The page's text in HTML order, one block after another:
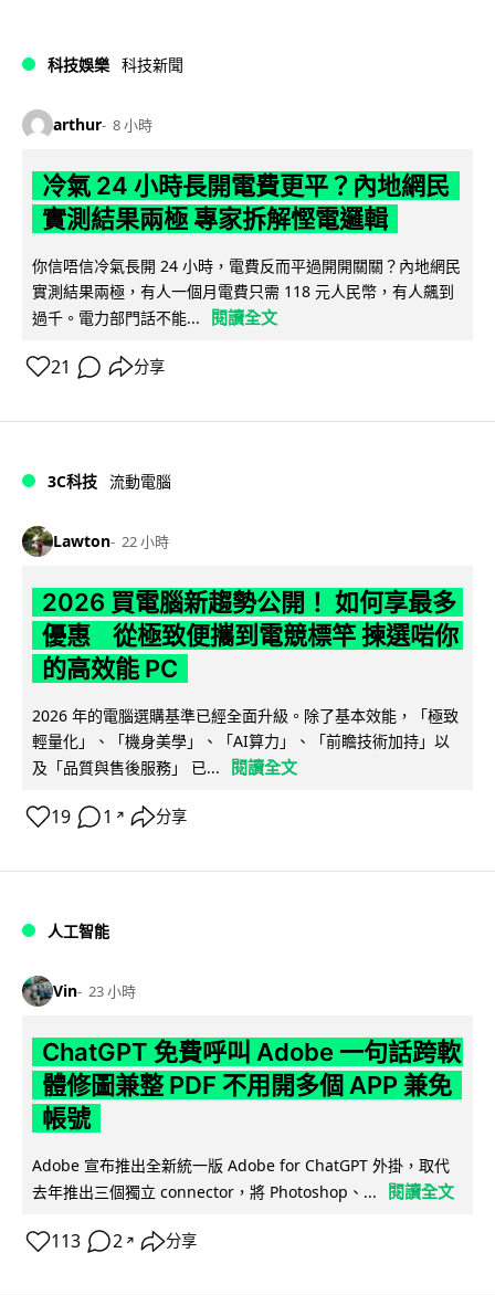
科技娛樂 科技新聞
arthur 8 小時
冷氣 24 小時長開電費更平？內地網民
實測結果兩極 專家拆解慳電邏輯
你信唔信冷氣長開 24 小時，電費反而平過開開關關？內地網民
實測結果兩極，有人一個月電費只需 118 元人民幣，有人飆到
過千。電力部門話不能...
閱讀全文
21 分享
3C科技 流動電腦
Lawton 22 小時
2026 買電腦新趨勢公開！ 如何享最多
優惠 從極致便攜到電競標竿 揀選啱你
的高效能 PC
2026 年的電腦選購基準已經全面升級。除了基本效能，「極致
輕量化」、「機身美學」、「AI算力」、「前瞻技術加持」以
及「品質與售後服務」 已...
閱讀全文
19 1 ↗ 分享
人工智能
Vin 23 小時
ChatGPT 免費呼叫 Adobe 一句話跨軟
體修圖兼整 PDF 不用開多個 APP 兼免
帳號
Adobe 宣布推出全新統一版 Adobe for ChatGPT 外掛，取代
去年推出三個獨立 connector，將 Photoshop、...
閱讀全文
113 2 ↗ 分享